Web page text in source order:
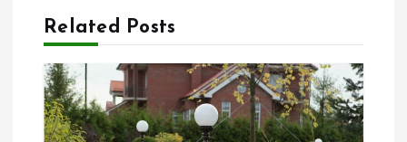
и
я
п
Related Posts